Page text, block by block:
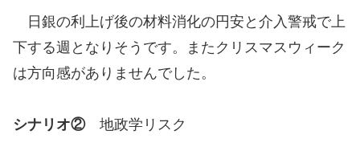
日銀の利上げ後の材料消化の円安と介入警戒で上
下する週となりそうです。またクリスマスウィーク
は方向感がありませんでした。
シナリオ② 地政学リスク